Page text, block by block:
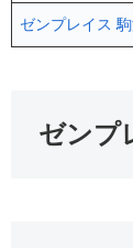
ゼンプレイス 駒
ゼンプ